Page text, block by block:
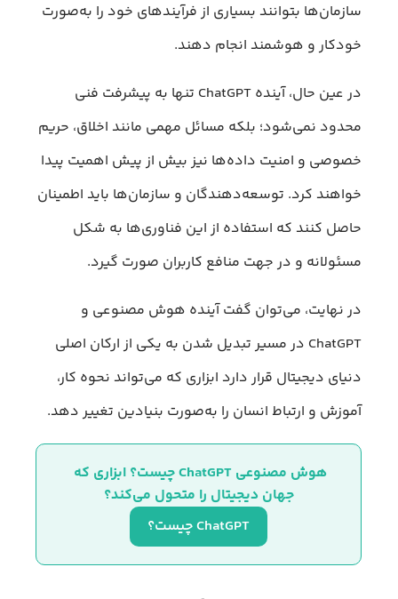
سازمان‌ها بتوانند بسیاری از فرآیندهای خود را به‌صورت
خودکار و هوشمند انجام دهند.
در عین حال، آینده ChatGPT تنها به پیشرفت فنی
محدود نمی‌شود؛ بلکه مسائل مهمی مانند اخلاق، حریم
خصوصی و امنیت داده‌ها نیز بیش از پیش اهمیت پیدا
خواهند کرد. توسعه‌دهندگان و سازمان‌ها باید اطمینان
حاصل کنند که استفاده از این فناوری‌ها به شکل
مسئولانه و در جهت منافع کاربران صورت گیرد.
در نهایت، می‌توان گفت آینده هوش مصنوعی و
ChatGPT در مسیر تبدیل شدن به یکی از ارکان اصلی
دنیای دیجیتال قرار دارد ابزاری که می‌تواند نحوه کار،
آموزش و ارتباط انسان را به‌صورت بنیادین تغییر دهد.
هوش مصنوعی ChatGPT چیست؟ ابزاری که
جهان دیجیتال را متحول می‌کند؟
ChatGPT چیست؟